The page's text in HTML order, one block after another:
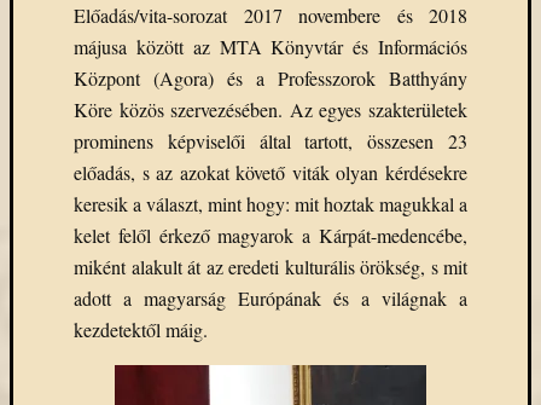
Előadás/vita-sorozat 2017 novembere és 2018
májusa között az MTA Könyvtár és Információs
Központ (Agora) és a Professzorok Batthyány
Köre közös szervezésében. Az egyes szakterületek
prominens képviselői által tartott, összesen 23
előadás, s az azokat követő viták olyan kérdésekre
keresik a választ, mint hogy: mit hoztak magukkal a
kelet felől érkező magyarok a Kárpát-medencébe,
miként alakult át az eredeti kulturális örökség, s mit
adott a magyarság Európának és a világnak a
kezdetektől máig.